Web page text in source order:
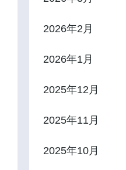
2026年2月
2026年1月
2025年12月
2025年11月
2025年10月